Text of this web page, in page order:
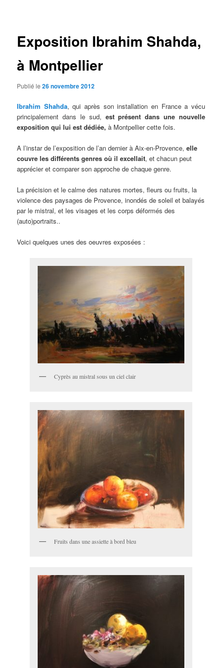
Exposition Ibrahim Shahda,
à Montpellier
Publié le26 novembre 2012
Ibrahim Shahda, qui après son installation en France a vécu
principalement dans le sud, est présent dans une nouvelle
exposition qui lui est dédiée,à Montpellier cette fois.
A l’instar de l’exposition de l’an dernier à Aix-en-Provence,elle
couvre les différents genres où il excellait, et chacun peut
apprécier et comparer son approche de chaque genre.
La précision et le calme des natures mortes, fleurs ou fruits, la
violence des paysages de Provence, inondés de soleil et balayés
par le mistral, et les visages et les corps déformés des
(auto)portraits..
Voici quelques unes des oeuvres exposées :
Cyprès au mistral sous un ciel clair
Fruits dans une assiette à bord bleu